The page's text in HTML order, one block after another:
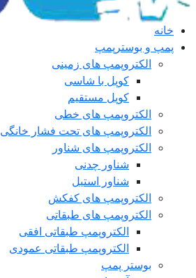
خانه
پمپ و بوسترپمپ
الکتروپمپ های زمینی
کوپل با شاسی
کوپل مستقیم
الکتروپمپ های خطی
الکتروپمپ های تحت فشار خانگی
الکتروپمپ های شناور
شناور چدنی
شناور استیل
الکتروپمپ های کفکش
الکتروپمپ های طبقاتی
الکتروپمپ طبقاتی افقی
الکتروپمپ طبقاتی عمودی
بوستر پمپ